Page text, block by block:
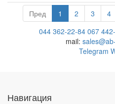
Пред 1 2 3 4
044 362-22-84 067
mail:
Telegram
Навигация